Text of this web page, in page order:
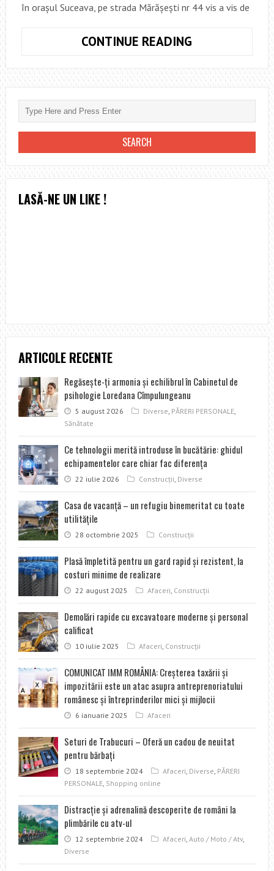
în orașul Suceava, pe strada Mărășești nr 44 vis a vis de
CONTINUE READING
–
IMPORTANT
FURNIZOR
DE
TÂMPLĂRIE
PVC,
TÂMPLĂRIE
LASĂ-NE UN LIKE !
ARTICOLE RECENTE
Regăseşte-ţi armonia şi echilibrul în Cabinetul de
psihologie Loredana Cîmpulungeanu
5 august 2026 Diverse PĂRERI PERSONALE,
Sănătate
Ce tehnologii merită introduse în bucătărie: ghidul
echipamentelor care chiar fac diferența
22 iulie 2026 Construcţii Diverse
Casa de vacanţă – un refugiu binemeritat cu toate
utilităţile
28 octombrie 2025 Construcţii
Plasă împletită pentru un gard rapid şi rezistent, la
costuri minime de realizare
22 august 2025 Afaceri Construcţii
Demolări rapide cu excavatoare moderne şi personal
calificat
10 iulie 2025 Afaceri Construcţii
COMUNICAT IMM ROMÂNIA: Creșterea taxării și
impozitării este un atac asupra antreprenoriatului
românesc și întreprinderilor mici și mijlocii
6 ianuarie 2025 Afaceri
Seturi de Trabucuri – Oferă un cadou de neuitat
pentru bărbați
18 septembrie 2024 Afaceri Diverse PĂRERI
PERSONALE, Shopping online
Distracţie şi adrenalină descoperite de români la
plimbările cu atv-ul
12 septembrie 2024 Afaceri Auto / Moto / Atv,
Diverse